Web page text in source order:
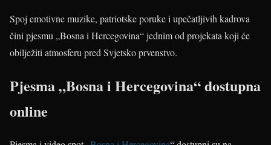
Spoj emotivne muzike, patriotske poruke i upečatljivih kadrova
čini pjesmu „Bosna i Hercegovina“ jednim od projekata koji će
obilježiti atmosferu pred Svjetsko prvenstvo.
Pjesma „Bosna i Hercegovina“ dostupna
online